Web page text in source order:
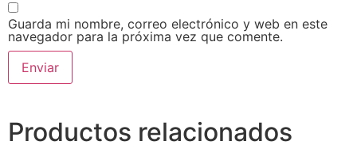
Guarda mi nombre, correo electrónico y web en este
navegador para la próxima vez que comente.
Productos relacionados